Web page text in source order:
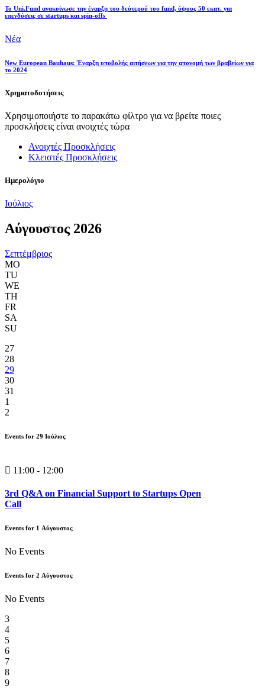
Το Uni.Fund ανακοίνωσε την έναρξη του δεύτερού του fund, ύψους 50 εκατ. για
επενδύσεις σε startups και spin-offs
Νέα
New European Bauhaus: Έναρξη υποβολής αιτήσεων για την απονομή των βραβείων για
το 2024
Χρηματοδοτήσεις
Χρησιμοποιήστε το παρακάτω φίλτρο για να βρείτε ποιες
προσκλήσεις είναι ανοιχτές τώρα
Ανοιχτές Προσκλήσεις
Κλειστές Προσκλήσεις
Ημερολόγιο
Ιούλιος
Αύγουστος 2026
Σεπτέμβριος
MO
TU
WE
TH
FR
SA
SU
27
28
29
30
31
1
2
Events for 29 Ιούλιος
11:00 - 12:00
3rd Q&A on Financial Support to Startups Open
Call
Events for 1 Αύγουστος
No Events
Events for 2 Αύγουστος
No Events
3
4
5
6
7
8
9